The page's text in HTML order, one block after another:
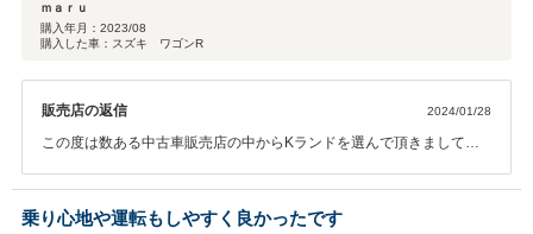
ｍａｒｕ
購入年月： 2023/08
購入した車：スズキ ワゴンR
販売店の返信 2024/01/28
この度は数ある中古車販売店の中からKランドを選んで頂きまして誠
ます(*^^*)今後ともメンテナンスやお車の事でご不明な点等ございまし
たら、お気軽にご来店くださいませ。
乗り心地や運転もしやすく良かったです